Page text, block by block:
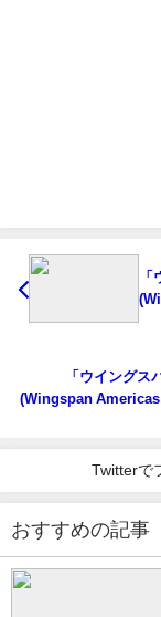
「ウイングス
(Wingspan
Twitterで
おすすめの記事